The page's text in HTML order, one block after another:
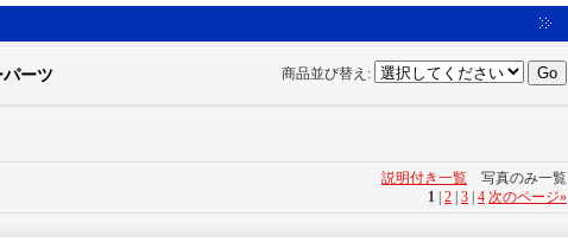
ーツ 商品並び替え :
説明付き一覧 写真のみ一覧
1 2 3 4 次のページ»